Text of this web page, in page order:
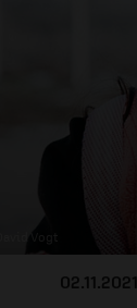
02.11.2021